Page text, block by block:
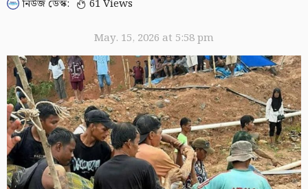
নিউজ ডেস্ক: 61 Views
May. 15, 2026 at 5:58 pm